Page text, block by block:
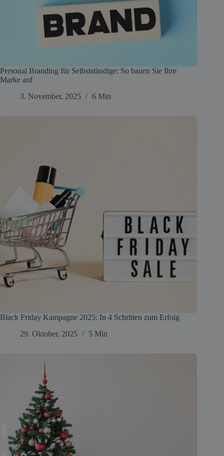
Personal Branding für Selbstständige: So bauen Sie Ihre
Marke auf
3. November, 2025
6 Min
Black Friday Kampagne 2025: In 4 Schritten zum Erfolg
29. Oktober, 2025
5 Min